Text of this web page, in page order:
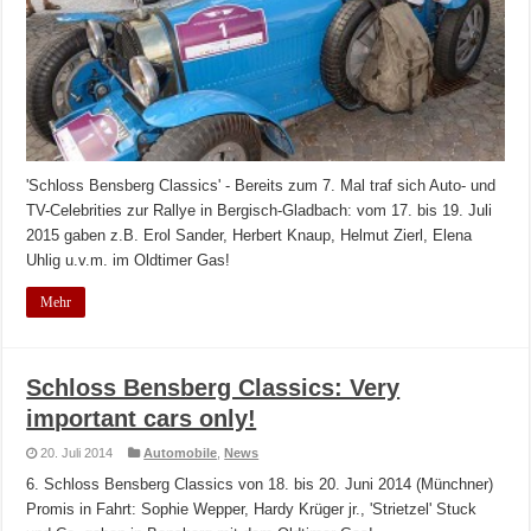
'Schloss Bensberg Classics' - Bereits zum 7. Mal traf sich Auto- und
TV-Celebrities zur Rallye in Bergisch-Gladbach: vom 17. bis 19. Juli
2015 gaben z.B. Erol Sander, Herbert Knaup, Helmut Zierl, Elena
Uhlig u.v.m. im Oldtimer Gas!
Mehr
Schloss Bensberg Classics: Very
important cars only!
20. Juli 2014 Automobile ,News
6. Schloss Bensberg Classics von 18. bis 20. Juni 2014 (Münchner)
Promis in Fahrt: Sophie Wepper, Hardy Krüger jr., 'Strietzel' Stuck